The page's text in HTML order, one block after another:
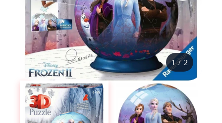
1/ 2